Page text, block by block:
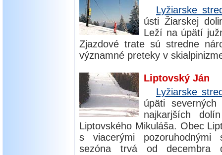
Lyžiarske
ústi Žiarskej
Leží na úpätí
Zjazdové trate sú stredne
významné preteky v
Liptovský Ján
Lyžiarske
úpäti
najkarjších
Liptovského Mikuláša. Obec
s viacerými pozoruhodnými
sezóna trvá od decembra